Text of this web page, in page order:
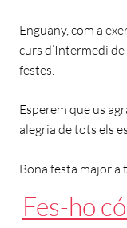
Enguany, com a
curs d’Intermedi
festes.
Esperem que us
alegria de tots els
Bona festa major a
Fes-ho